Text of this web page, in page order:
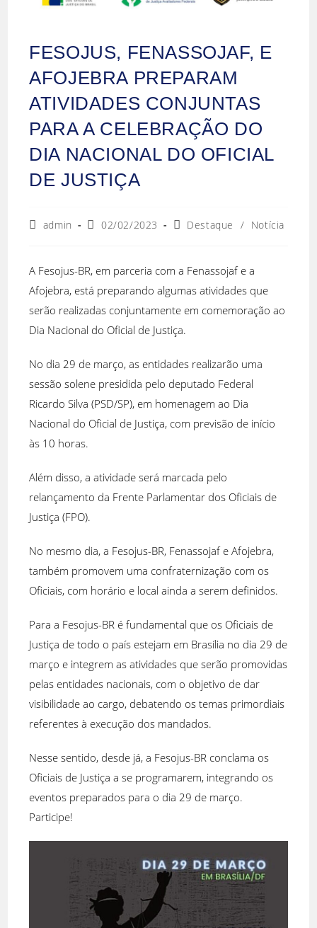
FESOJUS, FENASSOJAF, E
AFOJEBRA PREPARAM
ATIVIDADES CONJUNTAS
PARA A CELEBRAÇÃO DO
DIA NACIONAL DO OFICIAL
DE JUSTIÇA
admin 02/02/2023 Destaque / Notícia
A Fesojus-BR, em parceria com a Fenassojaf e a
Afojebra, está preparando algumas atividades que
serão realizadas conjuntamente em comemoração ao
Dia Nacional do Oficial de Justiça.
No dia 29 de março, as entidades realizarão uma
sessão solene presidida pelo deputado Federal
Ricardo Silva (PSD/SP), em homenagem ao Dia
Nacional do Oficial de Justiça, com previsão de início
às 10 horas.
Além disso, a atividade será marcada pelo
relançamento da Frente Parlamentar dos Oficiais de
Justiça (FPO).
No mesmo dia, a Fesojus-BR, Fenassojaf e Afojebra,
também promovem uma confraternização com os
Oficiais, com horário e local ainda a serem definidos.
Para a Fesojus-BR é fundamental que os Oficiais de
Justiça de todo o país estejam em Brasília no dia 29 de
março e integrem as atividades que serão promovidas
pelas entidades nacionais, com o objetivo de dar
visibilidade ao cargo, debatendo os temas primordiais
referentes à execução dos mandados.
Nesse sentido, desde já, a Fesojus-BR conclama os
Oficiais de Justiça a se programarem, integrando os
eventos preparados para o dia 29 de março.
Participe!